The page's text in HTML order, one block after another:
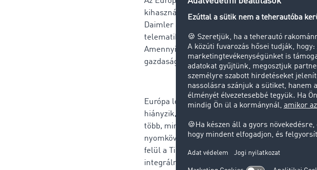
kihasználtság" és az "Üresjárat elkerülése". A
Daimler autógyártó cég azokat a
telematikai szolgáltatójukat és a
Amennyiben a jövőben megvalósulna egy
gazdasági hatékonyságban a legmagasabb
Európa legnagyobb fuvarplatformja, a
hiányzik, az kizárólag egy átfogó megoldás az
több, mint 180 telematikai szolgáltató érhető
nyomkövető megoldások össze vannak kötve
felül a TimoCom, mint fuvar- és logisztikai
integrálni tudja egy interfész segítségével.